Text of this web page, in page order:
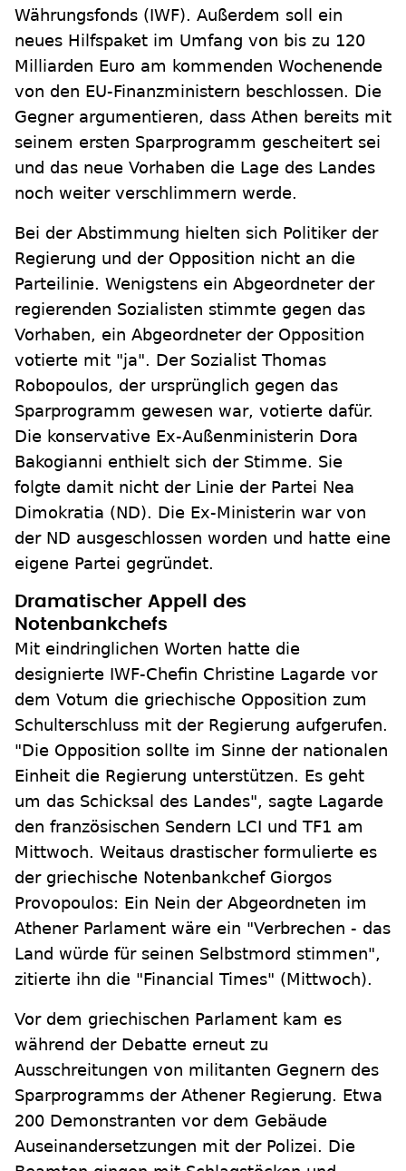
Währungsfonds (IWF). Außerdem soll ein
neues Hilfspaket im Umfang von bis zu 120
Milliarden Euro am kommenden Wochenende
von den EU-Finanzministern beschlossen. Die
Gegner argumentieren, dass Athen bereits mit
seinem ersten Sparprogramm gescheitert sei
und das neue Vorhaben die Lage des Landes
noch weiter verschlimmern werde.
Bei der Abstimmung hielten sich Politiker der
Regierung und der Opposition nicht an die
Parteilinie. Wenigstens ein Abgeordneter der
regierenden Sozialisten stimmte gegen das
Vorhaben, ein Abgeordneter der Opposition
votierte mit "ja". Der Sozialist Thomas
Robopoulos, der ursprünglich gegen das
Sparprogramm gewesen war, votierte dafür.
Die konservative Ex-Außenministerin Dora
Bakogianni enthielt sich der Stimme. Sie
folgte damit nicht der Linie der Partei Nea
Dimokratia (ND). Die Ex-Ministerin war von
der ND ausgeschlossen worden und hatte eine
eigene Partei gegründet.
Dramatischer Appell des
Notenbankchefs
Mit eindringlichen Worten hatte die
designierte IWF-Chefin Christine Lagarde vor
dem Votum die griechische Opposition zum
Schulterschluss mit der Regierung aufgerufen.
"Die Opposition sollte im Sinne der nationalen
Einheit die Regierung unterstützen. Es geht
um das Schicksal des Landes", sagte Lagarde
den französischen Sendern LCI und TF1 am
Mittwoch. Weitaus drastischer formulierte es
der griechische Notenbankchef Giorgos
Provopoulos: Ein Nein der Abgeordneten im
Athener Parlament wäre ein "Verbrechen - das
Land würde für seinen Selbstmord stimmen",
zitierte ihn die "Financial Times" (Mittwoch).
Vor dem griechischen Parlament kam es
während der Debatte erneut zu
Ausschreitungen von militanten Gegnern des
Sparprogramms der Athener Regierung. Etwa
200 Demonstranten vor dem Gebäude
Auseinandersetzungen mit der Polizei. Die